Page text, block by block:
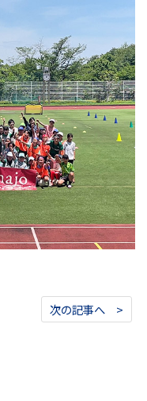
次の記事へ >